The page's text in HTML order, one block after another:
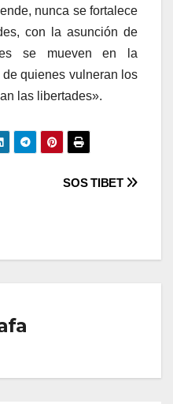
nunca se fortalece
con la asunción de
se mueven en la
quienes vulneran los
las libertades».
SOS TIBET